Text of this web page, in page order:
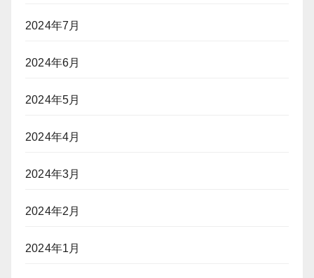
2024年7月
2024年6月
2024年5月
2024年4月
2024年3月
2024年2月
2024年1月